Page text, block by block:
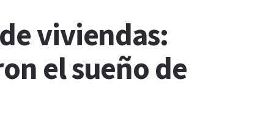
viviendas:
el sueño de